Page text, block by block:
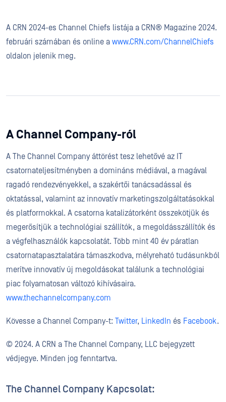
A CRN 2024-es Channel Chiefs listája a CRN® Magazine 2024.
februári számában és online a www.CRN.com/ChannelChiefs
oldalon jelenik meg.
A Channel Company-ról
A The Channel Company áttörést tesz lehetővé az IT
csatornateljesítményben a domináns médiával, a magával
ragadó rendezvényekkel, a szakértői tanácsadással és
oktatással, valamint az innovatív marketingszolgáltatásokkal
és platformokkal. A csatorna katalizátorként összekötjük és
megerősítjük a technológiai szállítók, a megoldásszállítók és
a végfelhasználók kapcsolatát. Több mint 40 év páratlan
csatornatapasztalatára támaszkodva, mélyreható tudásunkból
merítve innovatív új megoldásokat találunk a technológiai
piac folyamatosan változó kihívásaira.
www.thechannelcompany.com
Kövesse a Channel Company-t: Twitter, LinkedIn és Facebook.
© 2024. A CRN a The Channel Company, LLC bejegyzett
védjegye. Minden jog fenntartva.
The Channel Company Kapcsolat: